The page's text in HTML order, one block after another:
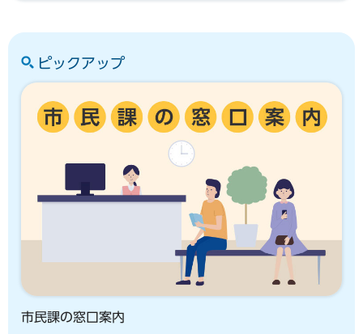
ピックアップ
市民課の窓口案内